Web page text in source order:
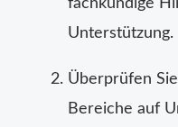
fachkundige
Unterstützung.
Überprüfen
Bereiche auf